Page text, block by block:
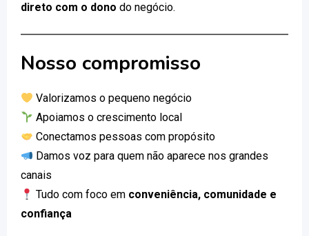
direto com o dono do negócio.
Nosso compromisso
Valorizamos o pequeno negócio
Apoiamos o crescimento local
Conectamos pessoas com propósito
Damos voz para quem não aparece nos grandes
canais
Tudo com foco em conveniência, comunidade e
confiança